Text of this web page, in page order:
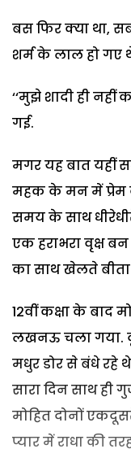
बस फिर क्या था,
शर्म के लाल हो गए
‘‘मुझे शादी ही
गई.
मगर यह बात यहीं
महक के मन में प्रेम
समय के साथ
एक हराभरा वृक्ष
का साथ खेलते बीता
12वीं कक्षा के बाद
लखनऊ चला गया.
मधुर डोर से बंधे रहे
सारा दिन साथ
मोहित दोनों
प्यार में राधा की